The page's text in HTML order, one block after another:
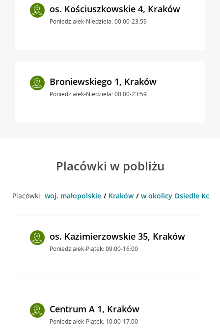
os. Kościuszkowskie 4, Kraków
Poniedziałek-Niedziela: 00:00-23:59
Broniewskiego 1, Kraków
Poniedziałek-Niedziela: 00:00-23:59
Placówki w pobliżu
Placówki: woj. małopolskie Kraków w okolicy Osiedle
os. Kazimierzowskie 35, Kraków
Poniedziałek-Piątek: 09:00-16:00
Centrum A 1, Kraków
Poniedziałek-Piątek: 10:00-17:00